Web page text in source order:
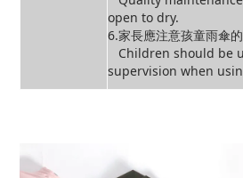
open to dry.
6.家長應注意孩童雨傘
Children should be
supervision when